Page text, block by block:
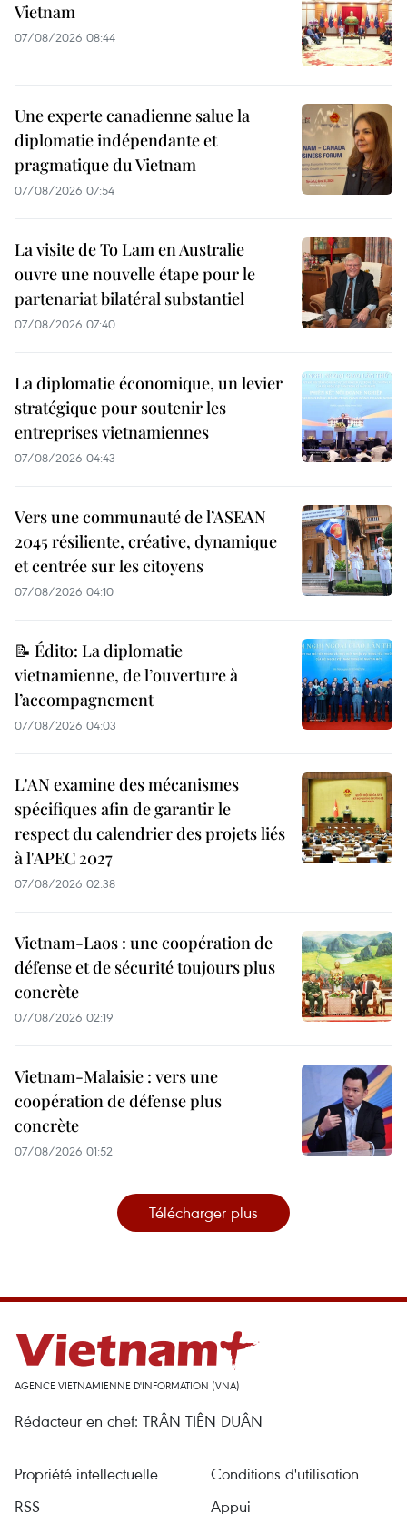
Vietnam
07/08/2026 08:44
Une experte canadienne salue la
diplomatie indépendante et
pragmatique du Vietnam
07/08/2026 07:54
La visite de To Lam en Australie
ouvre une nouvelle étape pour le
partenariat bilatéral substantiel
07/08/2026 07:40
La diplomatie économique, un levier
stratégique pour soutenir les
entreprises vietnamiennes
07/08/2026 04:43
Vers une communauté de l’ASEAN
2045 résiliente, créative, dynamique
et centrée sur les citoyens
07/08/2026 04:10
📝 Édito: La diplomatie
vietnamienne, de l’ouverture à
l’accompagnement
07/08/2026 04:03
L'AN examine des mécanismes
spécifiques afin de garantir le
respect du calendrier des projets liés
à l'APEC 2027
07/08/2026 02:38
Vietnam-Laos : une coopération de
défense et de sécurité toujours plus
concrète
07/08/2026 02:19
Vietnam-Malaisie : vers une
coopération de défense plus
concrète
07/08/2026 01:52
Télécharger plus
AGENCE VIETNAMIENNE D'INFORMATION (VNA)
Rédacteur en chef: TRÂN TIÊN DUÂN
Propriété intellectuelle
Conditions d'utilisation
RSS
Appui